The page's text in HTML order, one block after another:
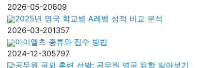
2026-05-20609
2025년 영국 학교별 A레벨 성적 비교 분석
2026-03-201357
아이엘츠 종류와 접수 방법
2024-12-305797
공무원 국외 훈련 선발: 공무원 영국 유학 알아보기